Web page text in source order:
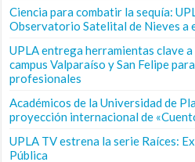
Ciencia para combatir la sequía:
Observatorio Satelital de Nieves a
UPLA entrega herramientas clave
campus Valparaíso y San Felipe
profesionales
Académicos de la Universidad de
proyección internacional de
UPLA TV estrena la serie Raíces:
Pública